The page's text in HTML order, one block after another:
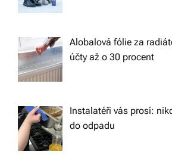
Alobalová fólie za
účty až o 30 procent
Instalatéři vás prosí:
do odpadu